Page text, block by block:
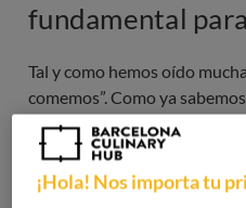
fundamental
Tal y como hemos oído
comemos”. Como ya
las principales claves para
Cuidando lo que comemos
multitud de enfermedades
¡Hola! Nos importa tu